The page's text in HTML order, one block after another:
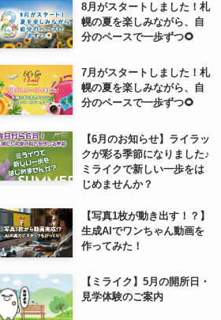
8月がスタートしました！札
幌の夏を楽しみながら、自
分のペースで一歩ずつ🌻
7月がスタートしました！札
幌の夏を楽しみながら、自
分のペースで一歩ずつ🌻
【6月のお知らせ】ライラッ
クが彩る季節になりました♪
ミライクで新しい一歩をは
じめませんか？
【写真1枚が動き出す！？】
生成AIでワンちゃん動画を
作ってみた！
【ミライク】5月の開所日・
見学体験のご案内